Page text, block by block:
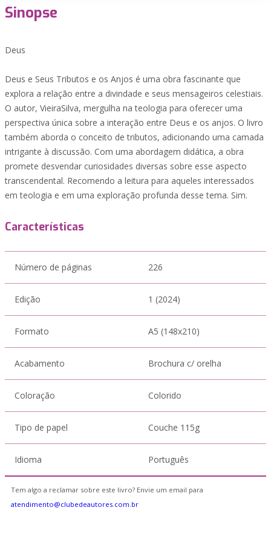
Sinopse
Deus
Deus e Seus Tributos e os Anjos é uma obra fascinante que
explora a relação entre a divindade e seus mensageiros celestiais.
O autor, VieiraSilva, mergulha na teologia para oferecer uma
perspectiva única sobre a interação entre Deus e os anjos. O livro
também aborda o conceito de tributos, adicionando uma camada
intrigante à discussão. Com uma abordagem didática, a obra
promete desvendar curiosidades diversas sobre esse aspecto
transcendental. Recomendo a leitura para aqueles interessados
em teologia e em uma exploração profunda desse tema. Sim.
Características
Número de páginas 226
Edição 1 (2024)
Formato A5 (148x210)
Acabamento Brochura c/ orelha
Coloração Colorido
Tipo de papel Couche 115g
Idioma Português
Tem algo a reclamar sobre este livro? Envie um email para
atendimento@clubedeautores.com.br